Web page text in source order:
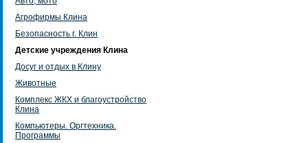
Агрофирмы Клина
Безопасность г. Клин
Детские учреждения Клина
Досуг и отдых в Клину
Животные
Комплекс ЖКХ и благоустройство
Клина
Компьютеры. Оргтехника.
Программы